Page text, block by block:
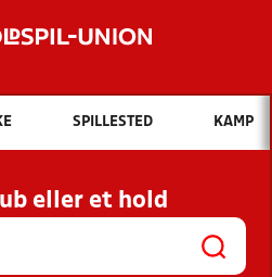
Hvad vil du søge efter?
INDHOLD OG NYHEDER
KLUBBER OG
HOLD
SPILLESTED KAMP
eller et hold